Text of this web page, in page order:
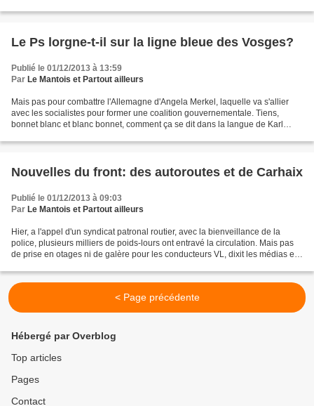
Le Ps lorgne-t-il sur la ligne bleue des Vosges?
Publié le 01/12/2013 à 13:59
Par Le Mantois et Partout ailleurs
Mais pas pour combattre l'Allemagne d'Angela Merkel, laquelle va s'allier
avec les socialistes pour former une coalition gouvernementale. Tiens,
bonnet blanc et blanc bonnet, comment ça se dit dans la langue de Karl
Nouvelles du front: des autoroutes et de Carhaix
Publié le 01/12/2013 à 09:03
Par Le Mantois et Partout ailleurs
Hier, a l'appel d'un syndicat patronal routier, avec la bienveillance de la
police, plusieurs milliers de poids-lours ont entravé la circulation. Mais pas
de prise en otages ni de galère pour les conducteurs VL, dixit les médias en
< Page précédente
Hébergé par Overblog
Top articles
Pages
Contact